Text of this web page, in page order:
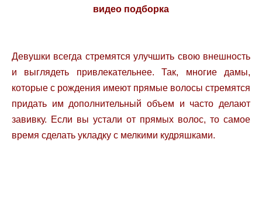
видео подборка
Девушки всегда стремятся улучшить свою внешность
и выглядеть привлекательнее. Так, многие дамы,
которые с рождения имеют прямые волосы стремятся
придать им дополнительный объем и часто делают
завивку. Если вы устали от прямых волос, то самое
время сделать укладку с мелкими кудряшками.